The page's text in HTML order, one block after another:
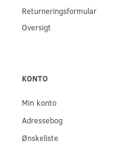
Returneringsformular
Oversigt
KONTO
Min konto
Adressebog
Ønskeliste